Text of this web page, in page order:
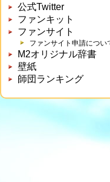
公式Twitter
ファンキット
ファンサイト
ファンサイト申請につい
M2オリジナル辞書
壁紙
師団ランキング